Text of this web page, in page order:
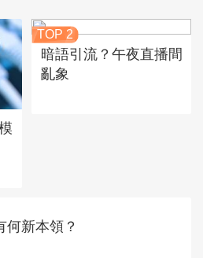
TOP 2
暗語引流？午夜直播間
亂象
何新本領？